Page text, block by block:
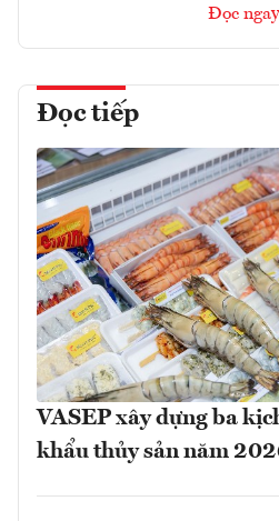
Đọc ngay
Đọc tiếp
VASEP xây dựng ba
khẩu thủy sản năm